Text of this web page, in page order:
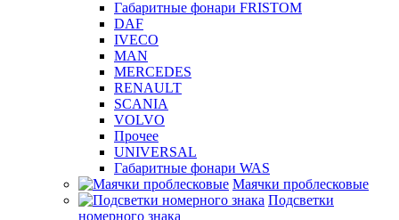
Габаритные фонари FRISTOM
DAF
IVECO
MAN
MERCEDES
RENAULT
SCANIA
VOLVO
Прочее
UNIVERSAL
Габаритные фонари WAS
Маячки проблесковые
Подсветки
номерного знака